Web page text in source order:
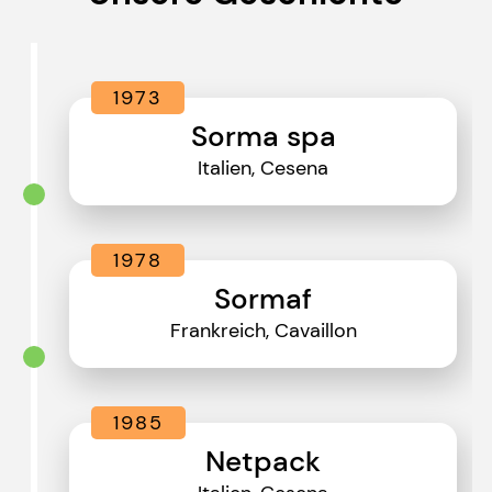
1973
Sorma spa
Italien, Cesena
1978
Sormaf
Frankreich, Cavaillon
1985
Netpack